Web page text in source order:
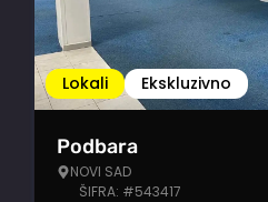
Lokali Ekskluzivno
Podbara
NOVI SAD
ŠIFRA: #543417